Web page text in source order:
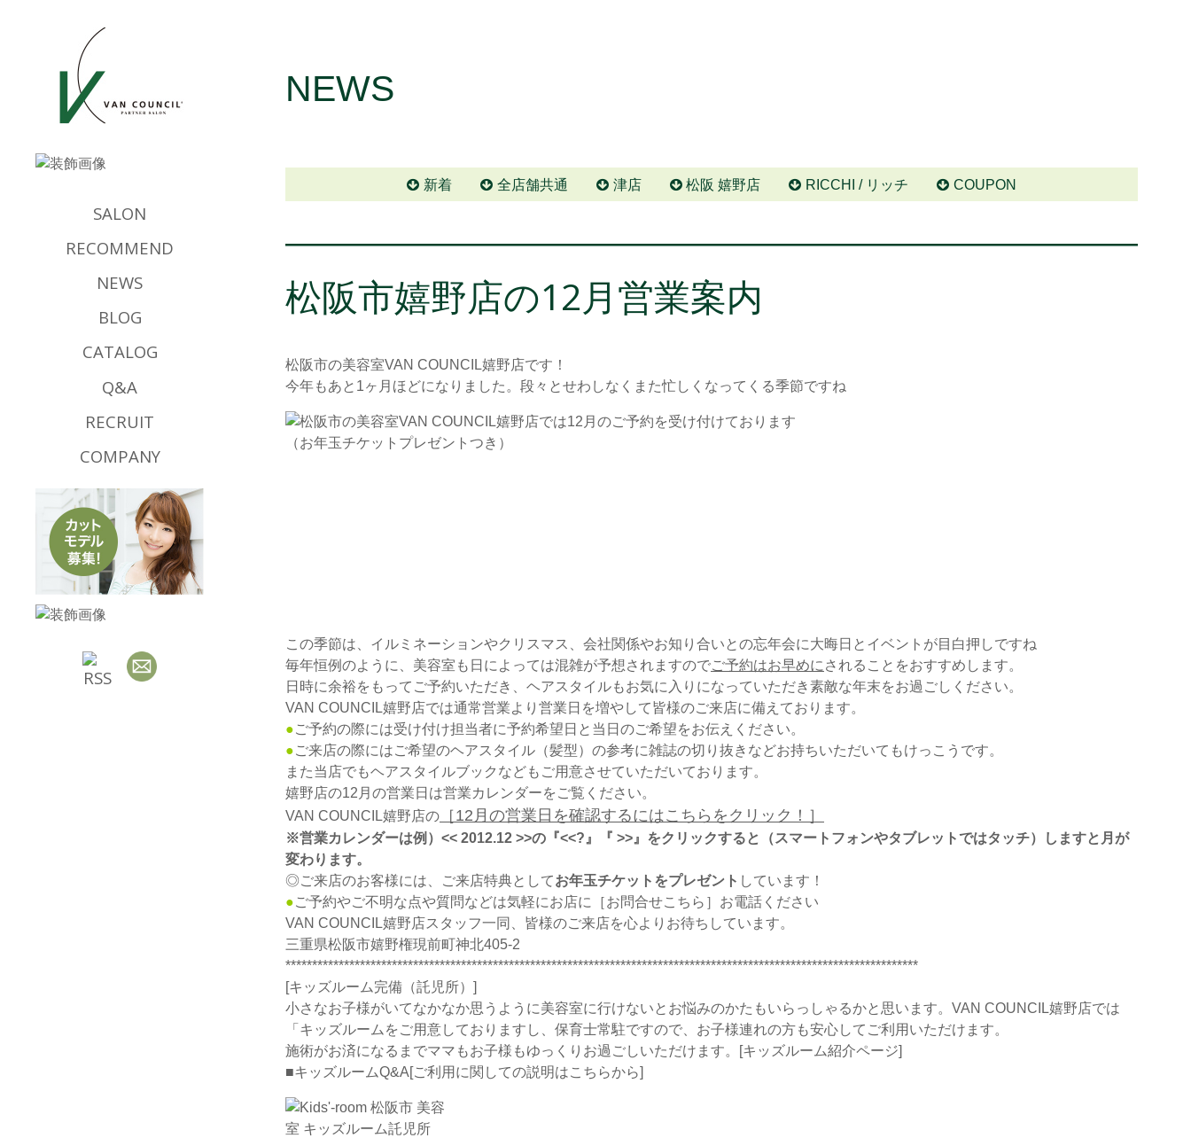
NEWS
新着 全店舗共通 津店 松阪 嬉野店 RICCHI / リッチ COUPON
松阪市嬉野店の12月営業案内
松阪市の美容室VAN COUNCIL嬉野店です！
今年もあと1ヶ月ほどになりました。段々とせわしなくまた忙しくなってくる季節ですね
この季節は、イルミネーションやクリスマス、会社関係やお知り合いとの忘年会に大晦日とイベントが目白押しですね
毎年恒例のように、美容室も日によっては混雑が予想されますのでご予約はお早めに されることをおすすめします。
日時に余裕をもってご予約いただき、ヘアスタイルもお気に入りになっていただき素敵な年末をお過ごしください。
VAN COUNCIL嬉野店では通常営業より営業日を増やして皆様のご来店に備えております。
●ご予約の際には受け付け担当者に予約希望日と当日のご希望をお伝えください。
●ご来店の際にはご希望のヘアスタイル（髪型）の参考に雑誌の切り抜きなどお持ちいただいてもけっこうです。
また当店でもヘアスタイルブックなどもご用意させていただいております。
嬉野店の12月の営業日は営業カレンダーをご覧ください。
VAN COUNCIL嬉野店の ［12月の営業日を確認するにはこちらをクリック！］
※営業カレンダーは例）<< 2012.12 >>の『<<?』『 >>』をクリックすると（スマートフォンやタブレットではタッチ）しますと月が
変わります。
◎ご来店のお客様には、ご来店特典としてお年玉チケットをプレゼント しています！
●ご予約やご不明な点や質問などは気軽にお店に［お問合せこちら ］お電話ください
VAN COUNCIL嬉野店スタッフ一同、皆様のご来店を心よりお待ちしています。
三重県松阪市嬉野権現前町神北405-2
***********************************************************************************************************************
[キッズルーム完備（託児所）]
小さなお子様がいてなかなか思うように美容室に行けないとお悩みのかたもいらっしゃるかと思います。VAN COUNCIL嬉野店では
「キッズルームをご用意しておりますし、保育士常駐ですので、お子様連れの方も安心してご利用いただけます。
施術がお済になるまでママもお子様もゆっくりお過ごしいただけます。[キッズルーム紹介ページ]
■キッズルームQ&A[ご利用に関しての説明はこちらから]
SALON
RECOMMEND
NEWS
BLOG
CATALOG
Q&A
RECRUIT
COMPANY